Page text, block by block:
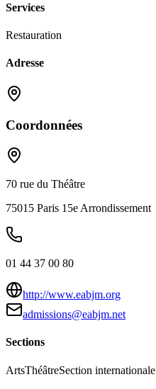
Services
Restauration
Adresse
Coordonnées
70 rue du Théâtre
75015 Paris 15e Arrondissement
01 44 37 00 80
http://www.eabjm.org
admissions@eabjm.net
Sections
ArtsThéâtreSection internationale